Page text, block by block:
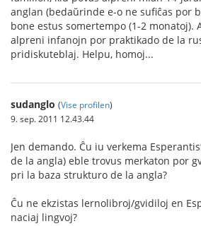
anglan (bedaŭrinde e-o ne sufiĉas por
bone estus somertempo (1-2 monatoj).
alpreni infanojn por praktikado de la
pridiskuteblaj. Helpu, homoj...
sudanglo (Vise profilen)
9. sep. 2011 12.43.44
Jen demando. Ĉu iu verkema
de la angla) eble trovus merkaton por
pri la baza strukturo de la angla?
Ĉu ne ekzistas lernolibroj/gvidiloj en
naciaj lingvoj?